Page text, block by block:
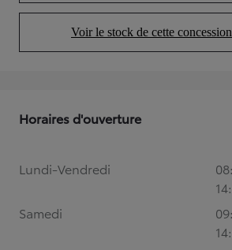
Voir le stock de cette concession
(Opens in new
Horaires d'ouverture
Lundi-Vendredi
Samedi